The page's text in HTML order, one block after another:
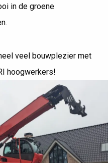
in de groene
veel bouwplezier met
hoogwerkers!